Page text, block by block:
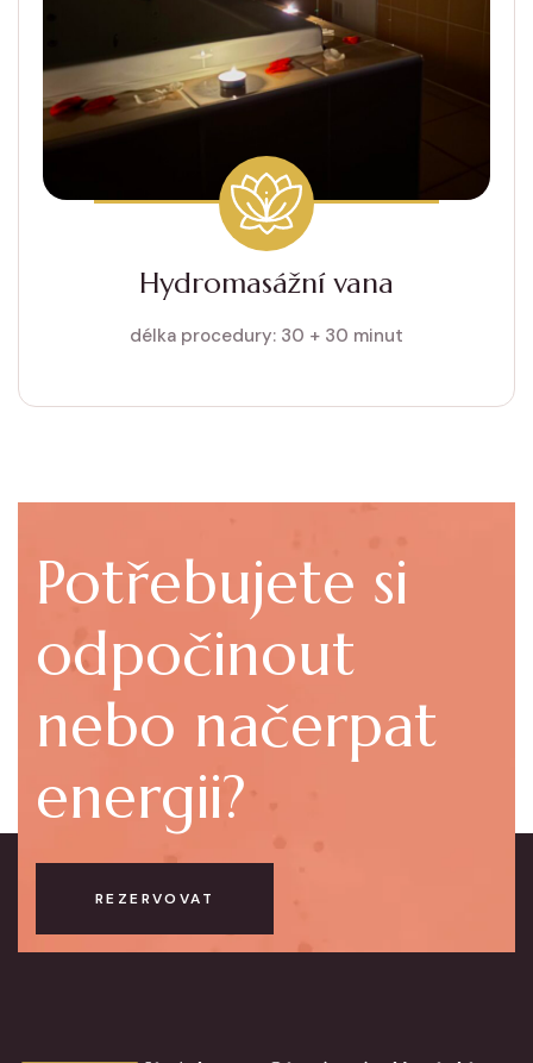
Hydromasážní vana
délka procedury: 30 + 30 minut
Potřebujete si
odpočinout
nebo načerpat
energii?
REZERVOVAT